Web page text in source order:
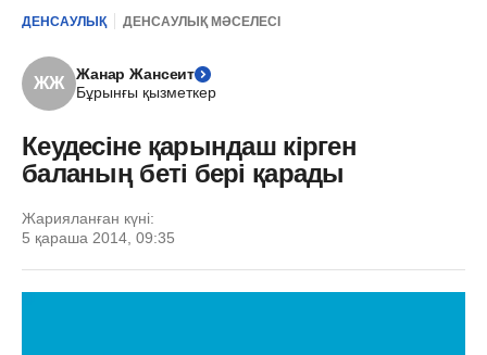
ДЕНСАУЛЫҚ ДЕНСАУЛЫҚ МӘСЕЛЕСІ
ЖЖ
Жанар Жансеит
Бұрынғы қызметкер
Кеудесіне қарындаш кірген
баланың беті бері қарады
Жарияланған күні:
5 қараша 2014, 09:35